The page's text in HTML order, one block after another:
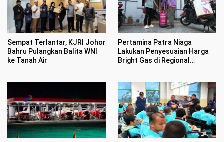
Sempat Terlantar, KJRI Johor
Bahru Pulangkan Balita WNI
ke Tanah Air
Pertamina Patra Niaga
Lakukan Penyesuaian Harga
Bright Gas di Regional